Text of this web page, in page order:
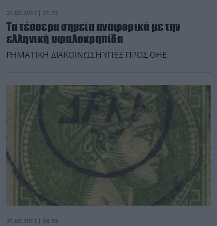
21.02.2013 | 21:32
Τα τέσσερα σημεία αναφορικά με την
ελληνική υφαλοκρηπίδα
ΡΗΜΑΤΙΚΗ ΔΙΑΚΟΙΝΩΣΗ ΥΠΕΞ ΠΡΟΣ ΟΗΕ
21.02.2013 | 06:55